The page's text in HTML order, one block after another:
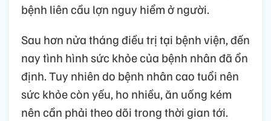
bệnh liên cầu lợn nguy hiểm ở người.
Sau hơn nửa tháng điều trị tại bệnh viện, đến
nay tình hình sức khỏe của bệnh nhân đã ổn
định. Tuy nhiên do bệnh nhân cao tuổi nên
sức khỏe còn yếu, ho nhiều, ăn uống kém
nên cần phải theo dõi trong thời gian tới.